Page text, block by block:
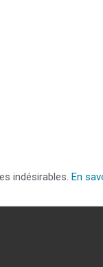
indésirables. En